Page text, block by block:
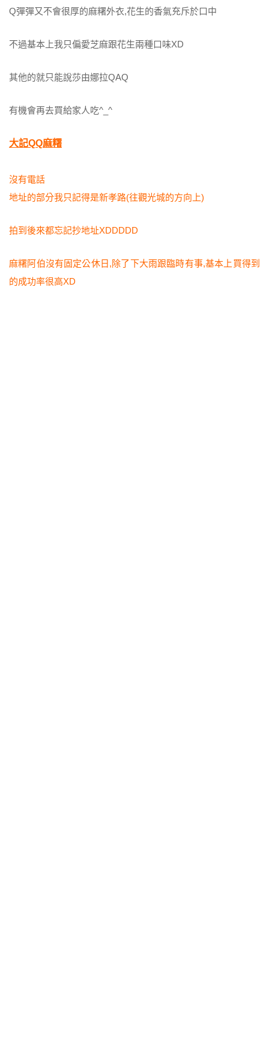
Q彈彈又不會很厚的麻糬外衣,花生的香氣充斥於口中
不過基本上我只偏愛芝麻跟花生兩種口味XD
其他的就只能說莎由娜拉QAQ
有機會再去買給家人吃^_^
大記QQ麻糬
沒有電話
地址的部分我只記得是新孝路(往觀光城的方向上)
拍到後來都忘記抄地址XDDDDD
麻糬阿伯沒有固定公休日,除了下大雨跟臨時有事,基本上買得到
的成功率很高XD